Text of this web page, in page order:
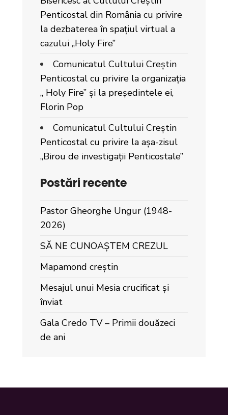
Penticostal din România cu privire
la dezbaterea în spațiul virtual a
cazului „Holy Fire”
Comunicatul Cultului Creștin
Penticostal cu privire la organizația
„ Holy Fire” și la președintele ei,
Florin Pop
Comunicatul Cultului Creștin
Penticostal cu privire la așa-zisul
„Birou de investigații Penticostale”
Postări recente
Pastor Gheorghe Ungur (1948-
2026)
SĂ NE CUNOAȘTEM CREZUL
Mapamond creștin
Mesajul unui Mesia crucificat și
înviat
Gala Credo TV – Primii douăzeci
de ani